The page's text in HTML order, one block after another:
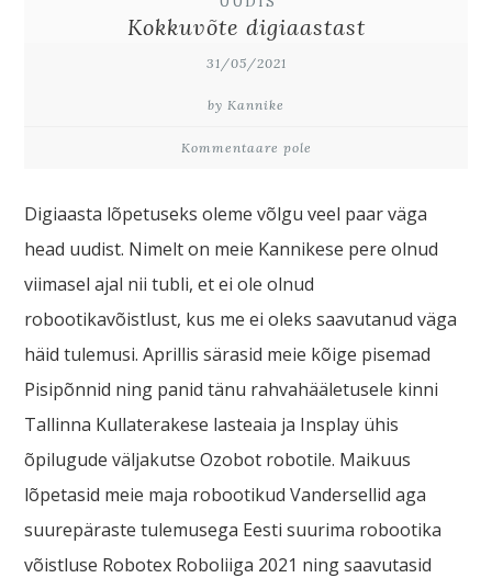
Kokkuvõte digiaastast
31/05/2021
by Kannike
Kommentaare pole
Digiaasta lõpetuseks oleme võlgu veel paar väga
head uudist. Nimelt on meie Kannikese pere olnud
viimasel ajal nii tubli, et ei ole olnud
robootikavõistlust, kus me ei oleks saavutanud väga
häid tulemusi. Aprillis särasid meie kõige pisemad
Pisipõnnid ning panid tänu rahvahääletusele kinni
Tallinna Kullaterakese lasteaia ja Insplay ühis
õpilugude väljakutse Ozobot robotile. Maikuus
lõpetasid meie maja robootikud Vandersellid aga
suurepäraste tulemusega Eesti suurima robootika
võistluse Robotex Roboliiga 2021 ning saavutasid